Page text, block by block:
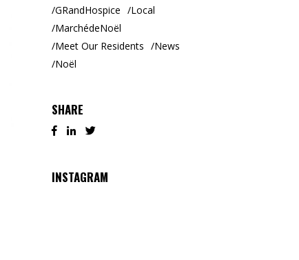
GRandHospice
Local
MarchédeNoël
Meet Our Residents
News
Noël
SHARE
INSTAGRAM